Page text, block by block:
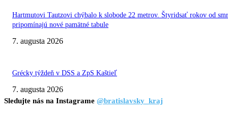
Hartmutovi Tautzovi chýbalo k slobode 22 metrov. Štyridsať rokov od
pripomínajú nové pamätné tabule
7. augusta 2026
Grécky týždeň v DSS a ZpS Kaštieľ
7. augusta 2026
Sledujte nás na Instagrame @bratislavsky_kraj